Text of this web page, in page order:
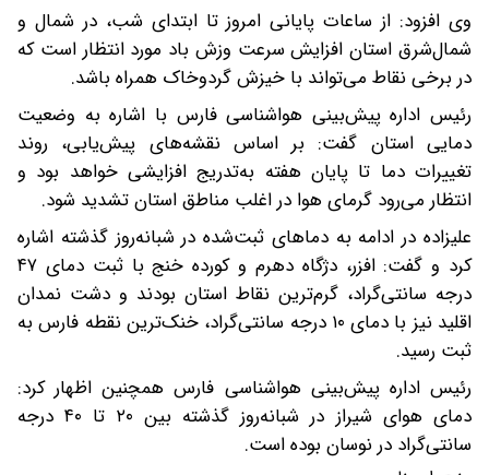
وی افزود: از ساعات پایانی امروز تا ابتدای شب، در شمال و
شمال‌شرق استان افزایش سرعت وزش باد مورد انتظار است که
در برخی نقاط می‌تواند با خیزش گردوخاک همراه باشد.
رئیس اداره پیش‌بینی هواشناسی فارس با اشاره به وضعیت
دمایی استان گفت: بر اساس نقشه‌های پیش‌یابی، روند
تغییرات دما تا پایان هفته به‌تدریج افزایشی خواهد بود و
انتظار می‌رود گرمای هوا در اغلب مناطق استان تشدید شود.
علیزاده در ادامه به دماهای ثبت‌شده در شبانه‌روز گذشته اشاره
کرد و گفت: افزر، دژگاه دهرم و کورده خنج با ثبت دمای ۴۷
درجه سانتی‌گراد، گرم‌ترین نقاط استان بودند و دشت نمدان
اقلید نیز با دمای ۱۰ درجه سانتی‌گراد، خنک‌ترین نقطه فارس به
ثبت رسید.
رئیس اداره پیش‌بینی هواشناسی فارس همچنین اظهار کرد:
دمای هوای شیراز در شبانه‌روز گذشته بین ۲۰ تا ۴۰ درجه
سانتی‌گراد در نوسان بوده است.